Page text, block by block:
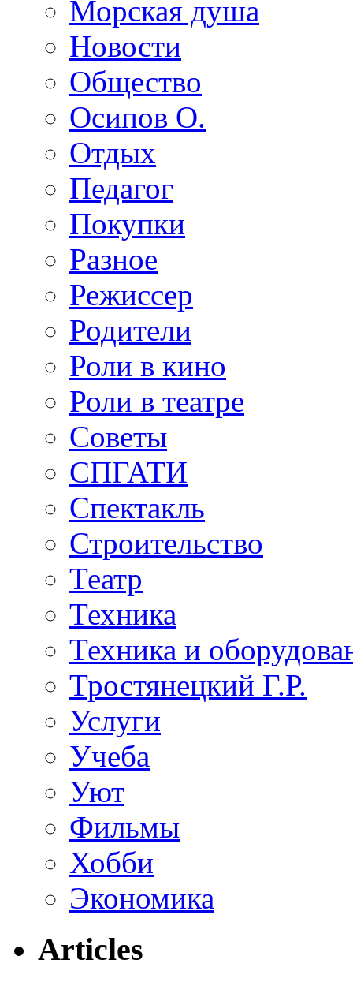
Морская душа
Новости
Общество
Осипов О.
Отдых
Педагог
Покупки
Разное
Режиссер
Родители
Роли в кино
Роли в театре
Советы
СПГАТИ
Спектакль
Строительство
Театр
Техника
Техника и
Тростянецкий Г.Р.
Услуги
Учеба
Уют
Фильмы
Хобби
Экономика
Articles